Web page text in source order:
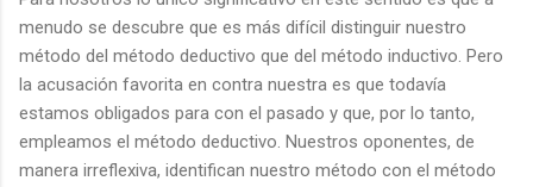
menudo se descubre que es más difícil distinguir nuestro
método del método deductivo que del método inductivo. Pero
la acusación favorita en contra nuestra es que todavía
estamos obligados para con el pasado y que, por lo tanto,
empleamos el método deductivo. Nuestros oponentes, de
manera irreflexiva, identifican nuestro método con el método